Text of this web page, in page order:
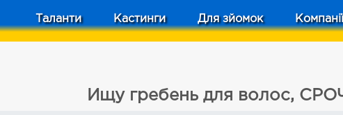
Таланти Кастинги Для зйомок Компанії
Ищу гребень для волос,